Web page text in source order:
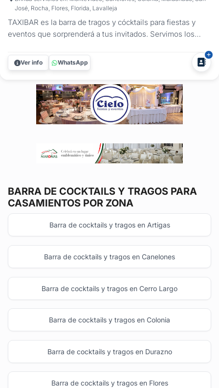
José, Rocha, Flores, Florida, Lavalleja
TAXIBAR es la barra de tragos y cócktails para fiestas y
eventos que sorprenderá a tus invitados. Servimos los
de las marcas de primer nivel como: RON BACARDI,
VODKA SMIRNOFF, FERNET BRANCA, VELHO BARREIRO.
Ver info WhatsApp
BARRA DE COCKTAILS Y TRAGOS PARA
CASAMIENTOS POR ZONA
Barra de cocktails y tragos en Artigas
Barra de cocktails y tragos en Canelones
Barra de cocktails y tragos en Cerro Largo
Barra de cocktails y tragos en Colonia
Barra de cocktails y tragos en Durazno
Barra de cocktails y tragos en Flores